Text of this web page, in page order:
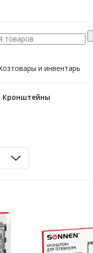
и инвентарь
Кронштейны